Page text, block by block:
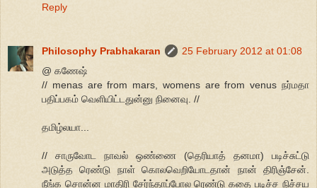
Reply
Philosophy Prabhakaran
25 February 2012 at 01:08
@ கணேஷ்
// menas are from mars, womens are from venus நர்மதா
பதிப்பகம் வெளியிட்டதுன்னு நினைவு. //
தமிழ்லயா...
// சாருவோட நாவல் ஒண்ணை (தெரியாத் தனமா) படிச்சுட்டு
அடுத்த ரெண்டு நாள் கொலவெறியோடதான் நான் திரிஞ்சேன்.
நீங்க சொன்ன மாதிரி சேர்ந்தாப்போல ரெண்டு கதை படிச்ச நிச்சய